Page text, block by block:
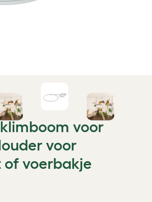
voor
voor
voerbakje